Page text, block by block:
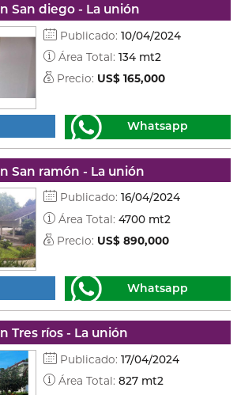
San diego - La unión
Publicado: 10/04/2024
Área Total: 134 mt2
Precio: US$ 165,000
Whatsapp
San ramón - La unión
Publicado: 16/04/2024
Área Total: 4700 mt2
Precio: US$ 890,000
Whatsapp
Tres ríos - La unión
Publicado: 17/04/2024
Área Total: 827 mt2